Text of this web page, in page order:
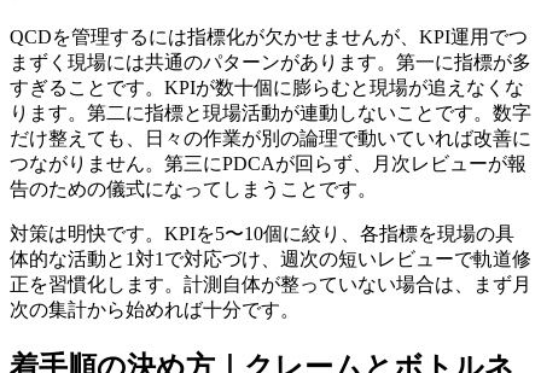
QCDを管理するには指標化が欠かせませんが、KPI運用でつ
まずく現場には共通のパターンがあります。第一に指標が多
すぎることです。KPIが数十個に膨らむと現場が追えなくな
ります。第二に指標と現場活動が連動しないことです。数字
だけ整えても、日々の作業が別の論理で動いていれば改善に
つながりません。第三にPDCAが回らず、月次レビューが報
告のための儀式になってしまうことです。
対策は明快です。KPIを5〜10個に絞り、各指標を現場の具
体的な活動と1対1で対応づけ、週次の短いレビューで軌道修
正を習慣化します。計測自体が整っていない場合は、まず月
次の集計から始めれば十分です。